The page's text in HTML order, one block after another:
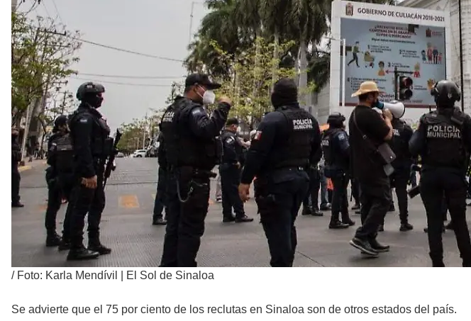
/ Foto: Karla Mendívil | El Sol de Sinaloa
Se advierte que el 75 por ciento de los reclutas en Sinaloa son de otros estados del país.